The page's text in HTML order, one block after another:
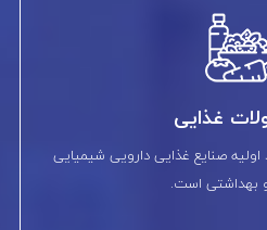
غذایی
اولیه صنایع غذایی دارویی شیمیایی
بهداشتی است.